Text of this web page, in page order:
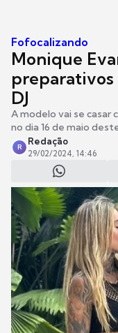
Fofocalizando
Monique
preparativos
DJ
A modelo vai se casar
no dia 16 de maio
R
Redação
29/02/2024, 14:46